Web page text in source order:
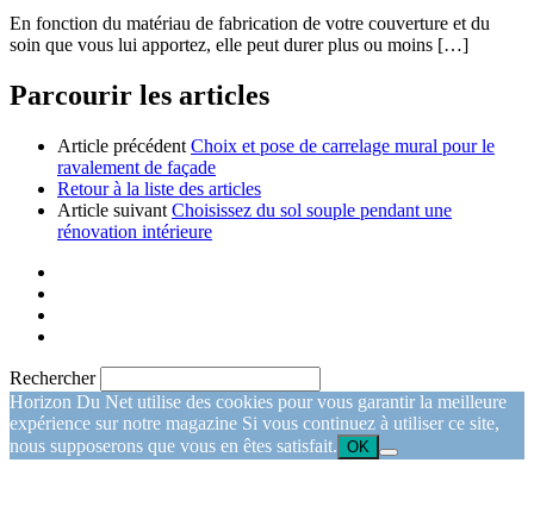
En fonction du matériau de fabrication de votre couverture et du
soin que vous lui apportez, elle peut durer plus ou moins […]
Parcourir les articles
Article précédent Choix et pose de carrelage mural pour le
ravalement de façade
Retour à la liste des articles
Article suivant Choisissez du sol souple pendant une
rénovation intérieure
Rechercher
Horizon Du Net utilise des cookies pour vous garantir la meilleure
expérience sur notre magazine Si vous continuez à utiliser ce site,
nous supposerons que vous en êtes satisfait. OK